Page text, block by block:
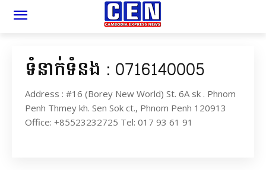
ទំនាក់ទំនង : 0716140005
Address : #16 (Borey New World) St. 6A sk . Phnom
Penh Thmey kh. Sen Sok ct., Phnom Penh 120913
Office: +85523232725 Tel: 017 93 61 91